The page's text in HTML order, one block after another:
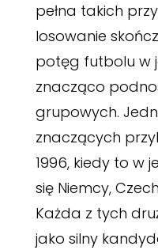
pełna takich
losowanie
potęg futbolu w
znacząco
grupowych.
znaczących
1996, kiedy to w
się Niemcy,
Każda z tych
jako silny